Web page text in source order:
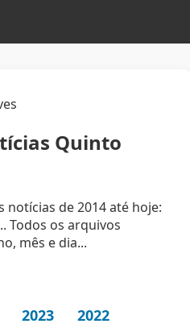
Quinto
de 2014 até hoje:
Todos os arquivos
mês e dia...
2023 2022